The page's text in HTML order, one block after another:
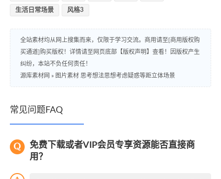
生活日常场景 风格3
全站素材均从网上搜集而来，仅限于学习交流。商用请至[商用版权购
买通道]购买版权！详情请至网页底部【版权声明】查看！因版权产生
纠纷，本站不负任何责任！
源库素材网 » 图片素材 思考想法思想考虑疑惑等距立体场景
常见问题FAQ
免费下载或者VIP会员专享资源能否直接商
用？